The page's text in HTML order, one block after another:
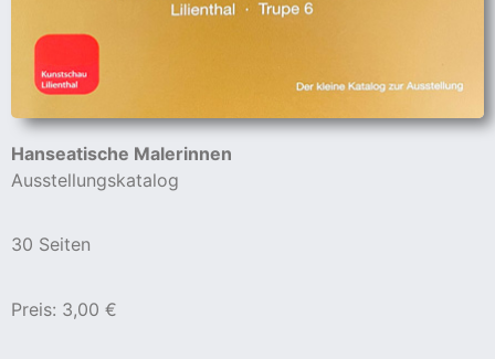
Hanseatische Malerinnen
Ausstellungskatalog
30 Seiten
Preis: 3,00 €